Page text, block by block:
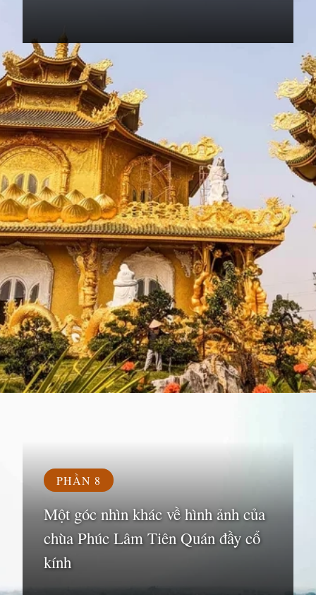
PHẦN 8
Một góc nhìn khác về hình ảnh của
chùa Phúc Lâm Tiên Quán đầy cổ
kính